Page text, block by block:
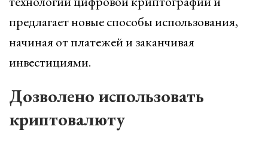
предлагает новые способы использования,
начиная от платежей и заканчивая
инвестициями.
Дозволено использовать
криптовалюту